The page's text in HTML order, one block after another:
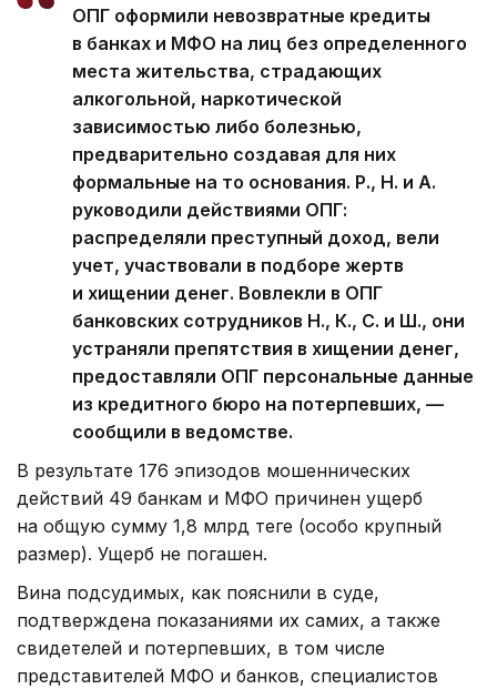
ОПГ оформили невозвратные кредиты
в банках и МФО на лиц без определенного
места жительства, страдающих
алкогольной, наркотической
зависимостью либо болезнью,
предварительно создавая для них
формальные на то основания. Р., Н. и А.
руководили действиями ОПГ:
распределяли преступный доход, вели
учет, участвовали в подборе жертв
и хищении денег. Вовлекли в ОПГ
банковских сотрудников Н., К., С. и Ш., они
устраняли препятствия в хищении денег,
предоставляли ОПГ персональные данные
из кредитного бюро на потерпевших, —
сообщили в ведомстве.
В результате 176 эпизодов мошеннических
действий 49 банкам и МФО причинен ущерб
на общую сумму 1,8 млрд теңге (особо крупный
размер). Ущерб не погашен.
Вина подсудимых, как пояснили в суде,
подтверждена показаниями их самих, а также
свидетелей и потерпевших, в том числе
представителей МФО и банков, специалистов